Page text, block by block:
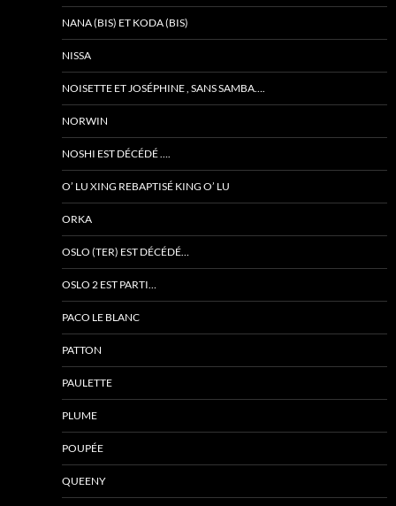
NANA (BIS) ET KODA (BIS)
NISSA
NOISETTE ET JOSÉPHINE , SANS SAMBA….
NORWIN
NOSHI EST DÉCÉDÉ ….
O’ LU XING REBAPTISÉ KING O’ LU
ORKA
OSLO (TER) EST DÉCÉDÉ…
OSLO 2 EST PARTI…
PACO LE BLANC
PATTON
PAULETTE
PLUME
POUPÉE
QUEENY